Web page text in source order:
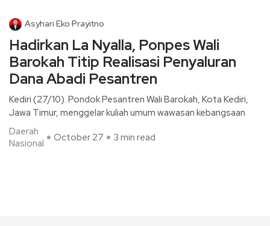
Asyhari Eko Prayitno
Hadirkan La Nyalla, Ponpes Wali
Barokah Titip Realisasi Penyaluran
Dana Abadi Pesantren
Kediri (27/10). Pondok Pesantren Wali Barokah, Kota Kediri,
Jawa Timur, menggelar kuliah umum wawasan kebangsaan
Daerah
Nasional
October 27 3 min read